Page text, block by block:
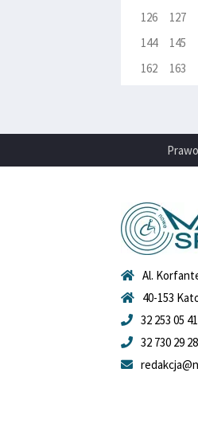
126
127
144
145
162
163
Prawo
Al.
40-153
32 253 05 41
32 730 29 28